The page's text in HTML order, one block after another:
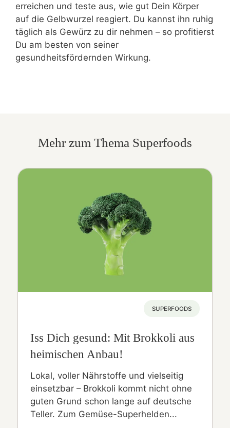
erreichen und teste aus, wie gut Dein Körper
auf die Gelbwurzel reagiert. Du kannst ihn ruhig
täglich als Gewürz zu dir nehmen – so profitierst
Du am besten von seiner
gesundheitsfördernden Wirkung.
Mehr zum Thema Superfoods
SUPERFOODS
Iss Dich gesund: Mit Brokkoli aus
heimischen Anbau!
Lokal, voller Nährstoffe und vielseitig
einsetzbar – Brokkoli kommt nicht ohne
guten Grund schon lange auf deutsche
Teller. Zum Gemüse-Superhelden...